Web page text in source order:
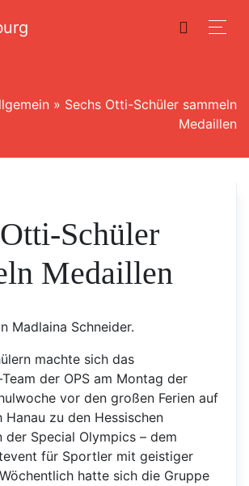
» Sechs Otti-Schüler sammeln
Medaillen
Schüler
Medaillen
Madlaina Schneider.
machte sich das
der OPS am Montag der
vor den großen Ferien auf
Hanau zu den Hessischen
der Special Olympics – dem
für Sportler mit geistiger
hatte sich die Gruppe